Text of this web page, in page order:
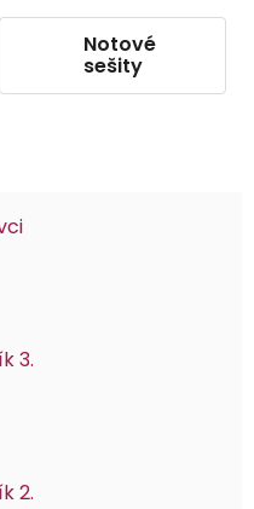
Notové
sešity
3.
2.